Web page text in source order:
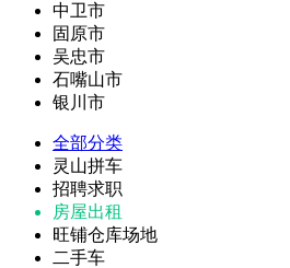
中卫市
固原市
吴忠市
石嘴山市
银川市
全部分类
灵山拼车
招聘求职
房屋出租
旺铺仓库场地
二手车